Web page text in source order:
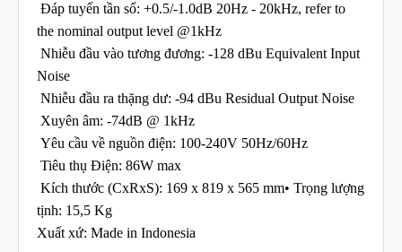
Đáp tuyến tần số: +0.5/-1.0dB 20Hz - 20kHz, refer to
the nominal output level @1kHz
Nhiễu đầu vào tương đương: -128 dBu Equivalent Input
Noise
Nhiễu đầu ra thặng dư: -94 dBu Residual Output Noise
Xuyên âm: -74dB @ 1kHz
Yêu cầu về nguồn điện: 100-240V 50Hz/60Hz
Tiêu thụ Điện: 86W max
Kích thước (CxRxS): 169 x 819 x 565 mm• Trọng lượng
tịnh: 15,5 Kg
Xuất xứ: Made in Indonesia